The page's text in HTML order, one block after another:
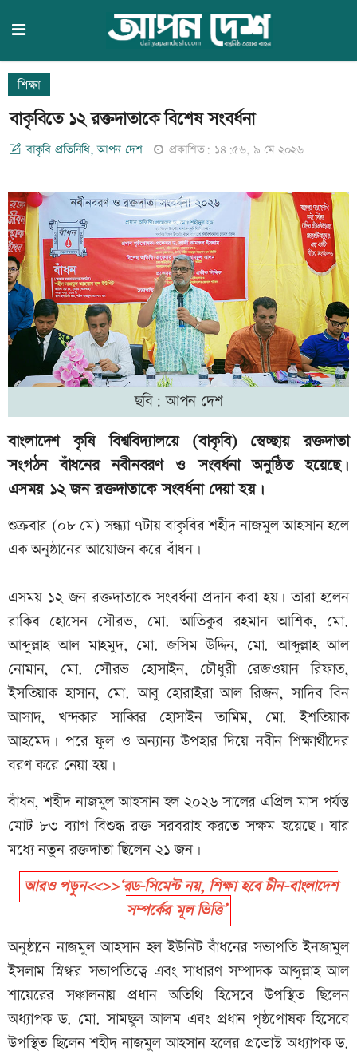
শিক্ষা
বাকৃবিতে ১২ রক্তদাতাকে বিশেষ সংবর্ধনা
বাকৃবি প্রতিনিধি, আপন দেশ প্রকাশিত: ১৪:৫৬, ৯ মে ২০২৬
ছবি: আপন দেশ
বাংলাদেশ কৃষি বিশ্ববিদ্যালয়ে (বাকৃবি) স্বেচ্ছায় রক্তদাতা
সংগঠন বাঁধনের নবীনবরণ ও সংবর্ধনা অনুষ্ঠিত হয়েছে।
এসময় ১২ জন রক্তদাতাকে সংবর্ধনা দেয়া হয়।
শুক্রবার (০৮ মে) সন্ধ্যা ৭টায় বাকৃবির শহীদ নাজমুল আহসান হলে
এক অনুষ্ঠানের আয়োজন করে বাঁধন।
এসময় ১২ জন রক্তদাতাকে সংবর্ধনা প্রদান করা হয়। তারা হলেন
রাকিব হোসেন সৌরভ, মো. আতিকুর রহমান আশিক, মো.
আব্দুল্লাহ আল মাহমুদ, মো. জসিম উদ্দিন, মো. আব্দুল্লাহ আল
নোমান, মো. সৌরভ হোসাইন, চৌধুরী রেজওয়ান রিফাত,
ইসতিয়াক হাসান, মো. আবু হোরাইরা আল রিজন, সাদিব বিন
আসাদ, খন্দকার সাব্বির হোসাইন তামিম, মো. ইশতিয়াক
আহমেদ। পরে ফুল ও অন্যান্য উপহার দিয়ে নবীন শিক্ষার্থীদের
বরণ করে নেয়া হয়।
বাঁধন, শহীদ নাজমুল আহসান হল ২০২৬ সালের এপ্রিল মাস পর্যন্ত
মোট ৮৩ ব্যাগ বিশুদ্ধ রক্ত সরবরাহ করতে সক্ষম হয়েছে। যার
মধ্যে নতুন রক্তদাতা ছিলেন ২১ জন।
আরও পড়ুন<<>>‘রড-সিমেন্ট নয়, শিক্ষা হবে চীন-বাংলাদেশ
সম্পর্কের মূল ভিত্তি’
অনুষ্ঠানে নাজমুল আহসান হল ইউনিট বাঁধনের সভাপতি ইনজামুল
ইসলাম স্নিগ্ধর সভাপতিত্বে এবং সাধারণ সম্পাদক আব্দুল্লাহ আল
শায়েরের সঞ্চালনায় প্রধান অতিথি হিসেবে উপস্থিত ছিলেন
অধ্যাপক ড. মো. সামছুল আলম এবং প্রধান পৃষ্ঠপোষক হিসেবে
উপস্থিত ছিলেন শহীদ নাজমুল আহসান হলের প্রভোস্ট অধ্যাপক ড.